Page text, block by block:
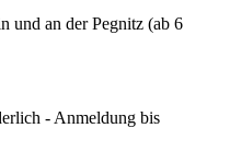
und an der Pegnitz (ab 6
- Anmeldung bis